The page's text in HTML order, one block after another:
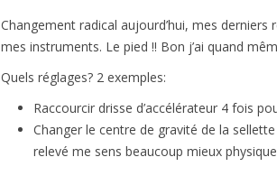
Changement radical aujourd’hui, mes
mes instruments. Le pied !! Bon j’ai quand
Quels réglages? 2 exemples:
Raccourcir drisse d’accélérateur 4 fois
Changer le centre de gravité de la
relevé me sens beaucoup mieux